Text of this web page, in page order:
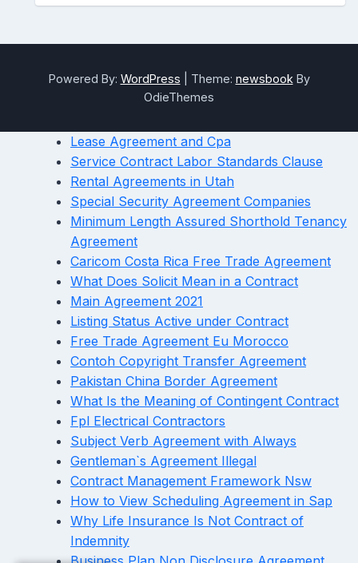
Powered By: WordPress Theme: newsbook By
OdieThemes
Lease Agreement and Cpa
Service Contract Labor Standards Clause
Rental Agreements in Utah
Special Security Agreement Companies
Minimum Length Assured Shorthold Tenancy
Agreement
Caricom Costa Rica Free Trade Agreement
What Does Solicit Mean in a Contract
Main Agreement 2021
Listing Status Active under Contract
Free Trade Agreement Eu Morocco
Contoh Copyright Transfer Agreement
Pakistan China Border Agreement
What Is the Meaning of Contingent Contract
Fpl Electrical Contractors
Subject Verb Agreement with Always
Gentleman`s Agreement Illegal
Contract Management Framework Nsw
How to View Scheduling Agreement in Sap
Why Life Insurance Is Not Contract of
Indemnity